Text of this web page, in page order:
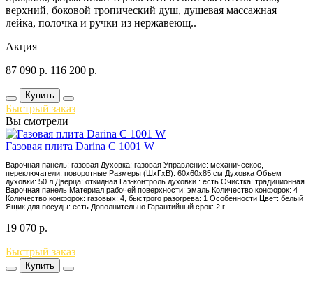
верхний, боковой тропический душ, душевая массажная
лейка, полочка и ручки из нержавеющ..
Акция
87 090 р. 116 200 р.
Купить
Быстрый заказ
Вы смотрели
Газовая плита Darina C 1001 W
Варочная панель: газовая Духовка: газовая Управление: механическое,
переключатели: поворотные Размеры (ШхГхВ): 60x60x85 см Духовка Объем
духовки: 50 л Дверца: откидная Газ-контроль духовки : есть Очистка: традиционная
Варочная панель Материал рабочей поверхности: эмаль Количество конфорок: 4
Количество конфорок: газовых: 4, быстрого разогрева: 1 Особенности Цвет: белый
Ящик для посуды: есть Дополнительно Гарантийный срок: 2 г. ..
19 070 р.
Быстрый заказ
Купить